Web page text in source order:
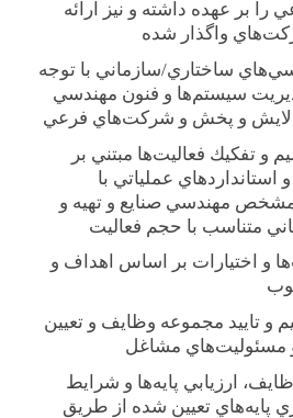
بر عهده داشته و نيز ارائه
واگذار شده
ساختاري/سازماني با توجه
سيستم‌ها و فنون مهندسي
و پخش و شركت‌هاي فرعي
و تفكيك فعاليت‌ها مبتني بر
استانداردهاي عملياتي با
مشخص مهندسي صنايع و تهيه و
متناسب با حجم فعاليت
و اختيارات بر اساس اهداف و
و تاييد مجموعه وظايف و تعيين
و مسئوليت‌هاي مشاغل
ارزيابي پايه‌ها و شرايط
پايه‌هاي تعيين شده از طريق